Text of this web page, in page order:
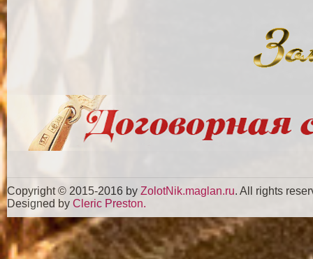
Copyright © 2015-2016 by ZolotNik.maglan.ru. All rights
Designed by Cleric Preston.